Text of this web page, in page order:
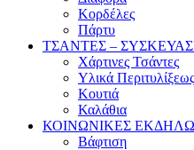
Κορδέλες
Πάρτυ
ΤΣΑΝΤΕΣ –
Χάρτινες Τσάντες
Υλικά Περιτυλίξεως
Κουτιά
Καλάθια
ΚΟΙΝΩΝΙΚΕΣ
Βάφτιση